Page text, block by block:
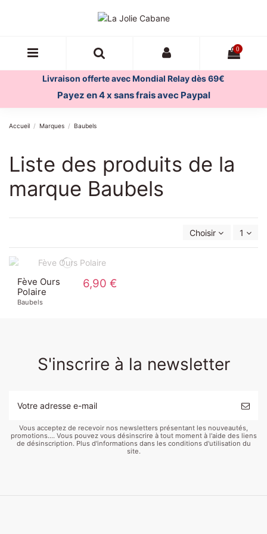
0
Livraison offerte avec Mondial Relay dès 69€
Payez en 4 x sans frais avec Paypal
Accueil Marques Baubels
Liste des produits de la
marque Baubels
Choisir 1
Fève Ours
Polaire
Baubels
6,90 €
S'inscrire à la newsletter
Vous acceptez de recevoir nos newsletters présentant les nouveautés,
promotions.... Vous pouvez vous désinscrire à tout moment à l'aide des liens
de désinscription. Plus d'informations dans les conditions d'utilisation du
site.